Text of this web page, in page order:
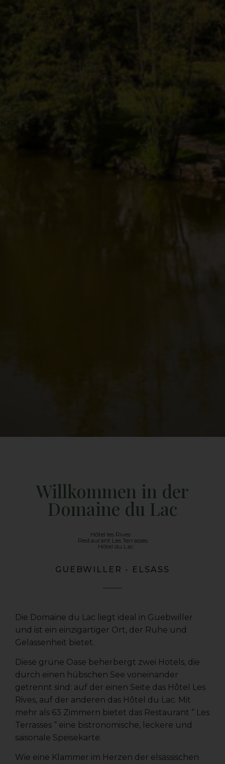
Willkommen in der
Domaine du Lac
Hôtel les Rives
Restaurant Les Terrasses
Hôtel du Lac
GUEBWILLER - ELSASS
Die Domaine du Lac liegt ideal in Guebwiller
und ist ein einzigartiger Ort, der Ruhe und
Gelassenheit bietet.
Diese grüne Oase beherbergt zwei Hotels, die
durch einen hübschen See voneinander
getrennt sind: auf der einen Seite das Hôtel Les
Rives, auf der anderen das Hôtel du Lac. Mit
mehr als 63 Zimmern bietet das Restaurant “ Les
Terrasses “ eine bistronomische, leckere und
saisonale Speisekarte.
Wie eine Klammer im Herzen der elsässischen